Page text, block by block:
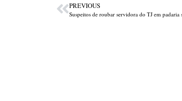
PREVIOUS